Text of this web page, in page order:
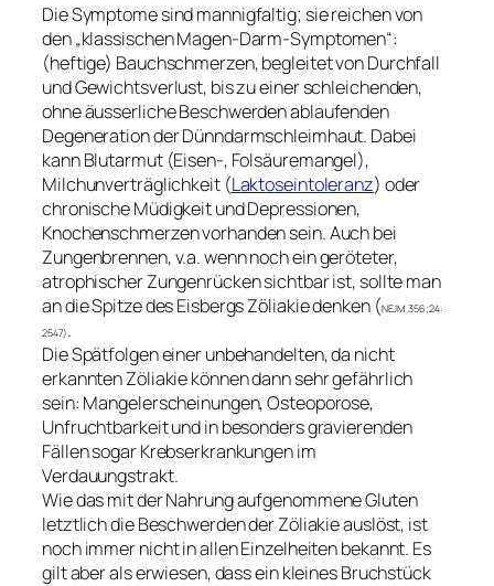
Die Symptome sind mannigfaltig; sie reichen von
den „klassischen Magen-Darm-Symptomen“:
(heftige) Bauchschmerzen, begleitet von Durchfall
und Gewichtsverlust, bis zu einer schleichenden,
ohne äusserliche Beschwerden ablaufenden
Degeneration der Dünndarmschleimhaut. Dabei
kann Blutarmut (Eisen-, Folsäuremangel),
Milchunverträglichkeit (Laktoseintoleranz) oder
chronische Müdigkeit und Depressionen,
Knochenschmerzen vorhanden sein. Auch bei
Zungenbrennen, v.a. wenn noch ein geröteter,
atrophischer Zungenrücken sichtbar ist, sollte man
an die Spitze des Eisbergs Zöliakie denken (NEJM 356;24:
2547).
Die Spätfolgen einer unbehandelten, da nicht
erkannten Zöliakie können dann sehr gefährlich
sein: Mangelerscheinungen, Osteoporose,
Unfruchtbarkeit und in besonders gravierenden
Fällen sogar Krebserkrankungen im
Verdauungstrakt.
Wie das mit der Nahrung aufgenommene Gluten
letztlich die Beschwerden der Zöliakie auslöst, ist
noch immer nicht in allen Einzelheiten bekannt. Es
gilt aber als erwiesen, dass ein kleines Bruchstück